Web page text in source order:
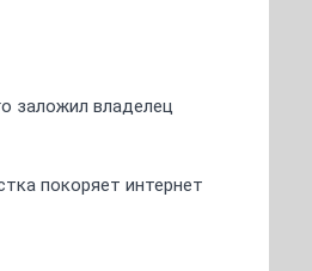
заложил владелец
покоряет интернет